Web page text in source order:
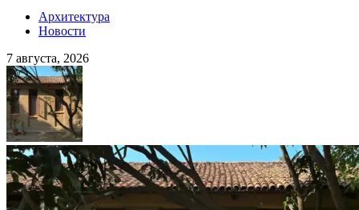
Архитектура
Новости
7 августа, 2026